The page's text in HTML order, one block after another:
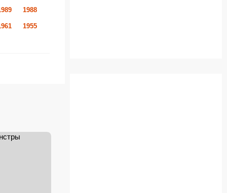
1988
1955